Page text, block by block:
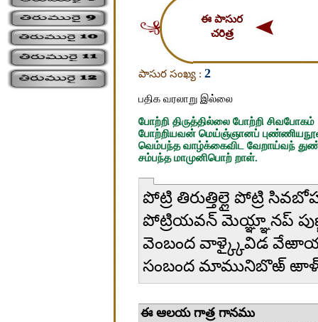
ఈ పాసుర
చరిత్ర
పాసుర సంఖ్య : 2
பதிக வரலாறு இல்லை
போற்றி திருத்தில்லை போற்றி சிவபோகம்
போற்றியவன் மெய்ஞ்ஞானப்
வெம்பந்த வாழ்க்கைவிட வேறாய்வந்
சம்பந்த மாமுனிபொற் றாள்.
పోట్రి తిరుత్తిల్లై పోట్రి
పోట్రియవన్ మెయ్ఞ్ఞానప్
వెంబంద వాళ్క్కైవిడ
సంబంద మామునిబొఱ్
ఈ ఆలయ